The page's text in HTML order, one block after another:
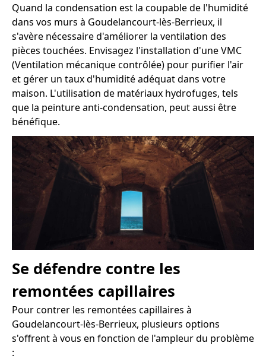
Quand la condensation est la coupable de l'humidité
dans vos murs à Goudelancourt-lès-Berrieux, il
s'avère nécessaire d'améliorer la ventilation des
pièces touchées. Envisagez l'installation d'une VMC
(Ventilation mécanique contrôlée) pour purifier l'air
et gérer un taux d'humidité adéquat dans votre
maison. L'utilisation de matériaux hydrofuges, tels
que la peinture anti-condensation, peut aussi être
bénéfique.
Se défendre contre les
remontées capillaires
Pour contrer les remontées capillaires à
Goudelancourt-lès-Berrieux, plusieurs options
s'offrent à vous en fonction de l'ampleur du problème
: